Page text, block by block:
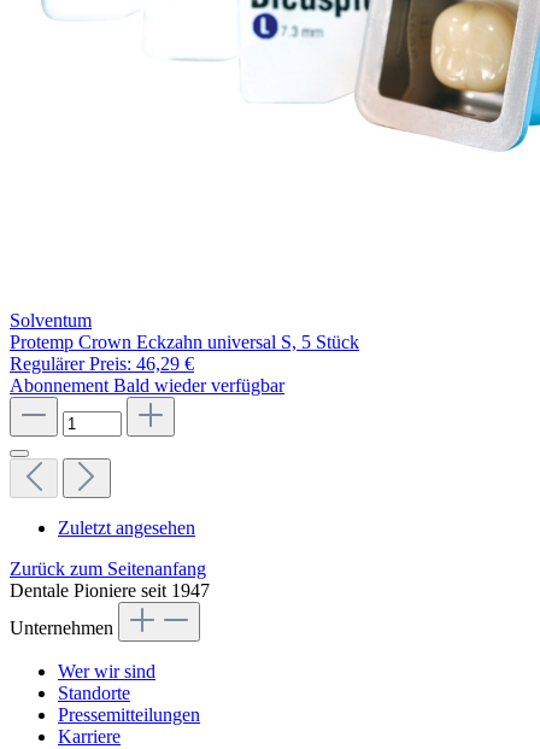
Solventum
Protemp Crown Eckzahn universal S, 5 Stück
Regulärer Preis: 46,29 €
Abonnement Bald wieder verfügbar
Zuletzt angesehen
Zurück zum Seitenanfang
Dentale Pioniere seit 1947
Unternehmen
Wer wir sind
Standorte
Pressemitteilungen
Karriere